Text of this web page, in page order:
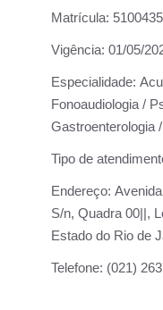
Matrícula:
Vigência: 01/05/
Especialidade:
Fonoaudiologia /
Gastroenterologia
Tipo de
Endereço:
S/n, Quadra 00||,
Estado do Rio de
Telefone: (021)